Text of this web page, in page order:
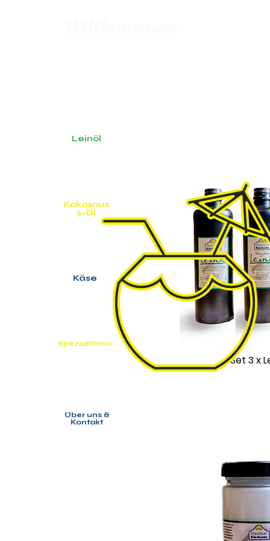
Set 3 x
Leinöl
Kokosnus
s-Öl
Käse
Über uns &
Kontakt
Spezialitäten